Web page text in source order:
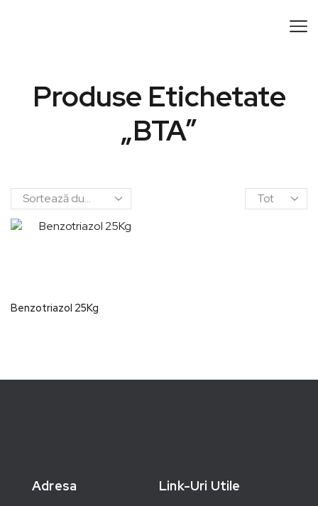
Produse Etichetate
„BTA”
Benzotriazol 25Kg
Adresa Link-Uri Utile